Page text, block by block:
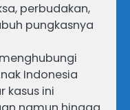
perbudakan,
pungkasnya
Indonesia
kasus ini